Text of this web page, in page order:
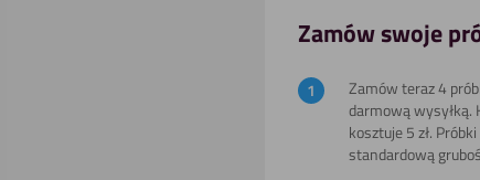
Cięcia
ręcznego
Zamów swoje
Zamów teraz 4
darmową wysyłką.
kosztuje 5 zł.
standardową